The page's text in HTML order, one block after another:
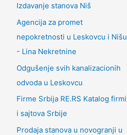
Izdavanje stanova Niš
Agencija za promet
nepokretnosti u Leskovcu i Nišu
- Lina Nekretnine
Odgušenje svih kanalizacionih
odvoda u Leskovcu
Firme Srbija RE.RS Katalog firmi
i sajtova Srbije
Prodaja stanova u novogranji u